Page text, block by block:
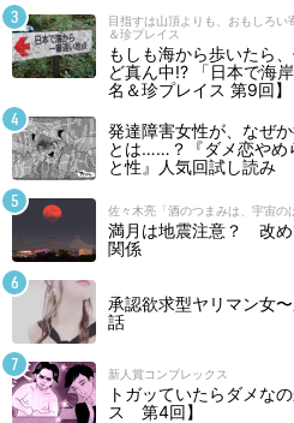
目指すは山頂よりも、おもしろ
＆珍プレイス
もしも海から歩いたら
ど真ん中!? 「日本で海
名＆珍プレイス 第9回】
発達障害女性が、なぜ
とは……？『ダメ恋や
と性』人気回試し読み
佐々木亮「酒のつまみは、宇宙の
満月は地震注意？ 改め
関係
承認欲求型ヤリマン女
話
新人賞コンプレックス
トガッていたらダメな
ス 第4回】